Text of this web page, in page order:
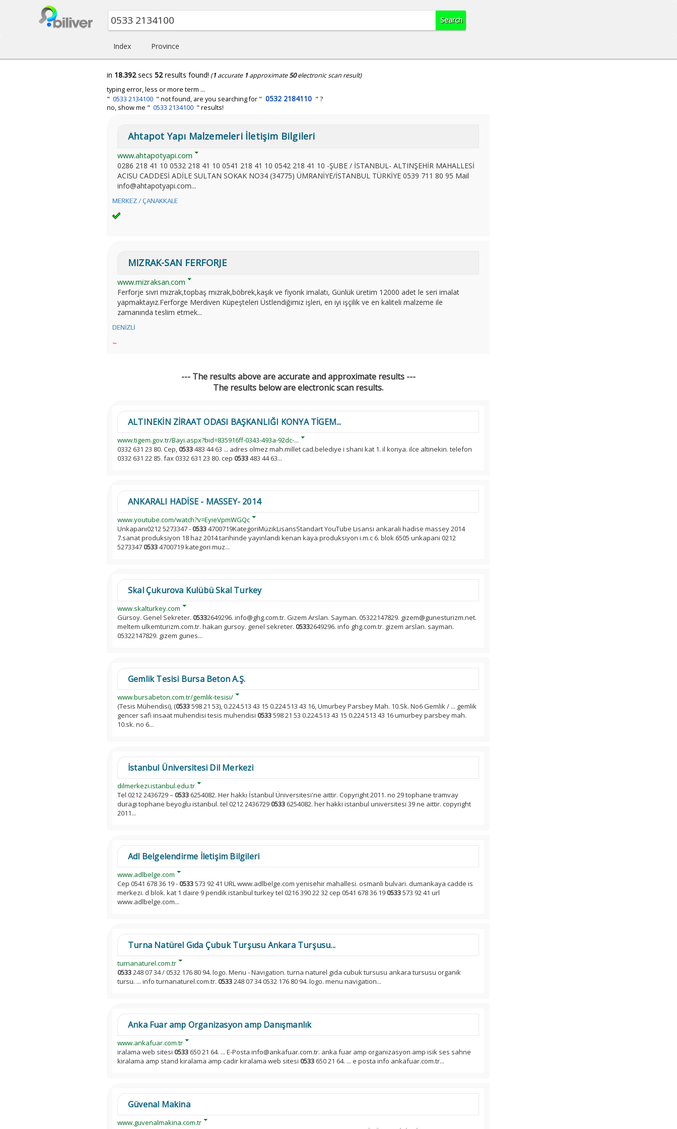
Index Province
in 18.392secs 52results found! (1 accurate 1 approximate50electronic scan result)
typing error, less or more term ...
" 0533 2134100 " not found, are you searching for " 0532 2184110 " ?
no, show me " 0533 2134100 " results!
Ahtapot Yapı Malzemeleri İletişim Bilgileri
www.ahtapotyapi.com
0286 218 41 10 0532 218 41 10 0541 218 41 10 0542 218 41 10 -ŞUBE / İSTANBUL- ALTINŞEHİR MAHALLESİ
ACISU CADDESİ ADİLE SULTAN SOKAK NO34 (34775) ÜMRANİYE/İSTANBUL TÜRKİYE 0539 711 80 95 Mail
info@ahtapotyapi.com...
MERKEZ / ÇANAKKALE
MIZRAK-SAN FERFORJE
www.mizraksan.com
Ferforje sivri mızrak,topbaş mızrak,böbrek,kaşık ve fiyonk imalatı, Günlük üretim 12000 adet le seri imalat
yapmaktayız.Ferforge Merdiven Küpeşteleri Üstlendiğimiz işleri, en iyi işçilik ve en kaliteli malzeme ile
zamanında teslim etmek...
DENİZLİ
~
--- The results above are accurate and approximate results ---
The results below are electronic scan results.
ALTINEKİN ZİRAAT ODASI BAŞKANLIĞI KONYA TİGEM...
www.tigem.gov.tr/Bayi.aspx?bid=835916ff-0343-493a-92dc-...
0332 631 23 80. Cep,0533483 44 63 ... adres olmez mah.millet cad.belediye i shani kat 1. il konya. ilce altinekin. telefon
0332 631 22 85. fax 0332 631 23 80. cep 0533483 44 63...
ANKARALI HADİSE - MASSEY- 2014
www.youtube.com/watch?v=EyieVpmWGQc
Unkapanı0212 5273347 -05334700719KategoriMüzikLisansStandart YouTube Lisansı ankarali hadise massey 2014
7.sanat produksiyon 18 haz 2014 tarihinde yayinlandi kenan kaya produksiyon i.m.c 6. blok 6505 unkapani 0212
527334705334700719 kategori muz...
Skal Çukurova Kulübü Skal Turkey
www.skalturkey.com
Gürsoy. Genel Sekreter. 05332649296. info@ghg.com.tr. Gizem Arslan. Sayman. 05322147829. gizem@gunesturizm.net.
meltem ulkemturizm.com.tr. hakan gursoy. genel sekreter. 05332649296. info ghg.com.tr. gizem arslan. sayman.
05322147829. gizem gunes...
Gemlik Tesisi Bursa Beton A.Ş.
www.bursabeton.com.tr/gemlik-tesisi/
(Tesis Mühendisi), (0533598 21 53), 0.224.513 43 15 0.224 513 43 16, Umurbey Parsbey Mah. 10.Sk. No6 Gemlik / ... gemlik
gencer safi insaat muhendisi tesis muhendisi 0533598 21 53 0.224.513 43 15 0.224 513 43 16 umurbey parsbey mah.
10.sk. no 6...
İstanbul Üniversitesi Dil Merkezi
dilmerkezi.istanbul.edu.tr
Tel 0212 2436729 – 0533 6254082. Her hakkı İstanbul Üniversitesi'ne aittir. Copyright 2011. no 29 tophane tramvay
duragi tophane beyoglu istanbul. tel 0212 24367290533 6254082. her hakki istanbul universitesi 39 ne aittir. copyright
2011...
Adl Belgelendirme İletişim Bilgileri
www.adlbelge.com
Cep 0541 678 36 19 -0533573 92 41 URL www.adlbelge.com yenisehir mahallesi. osmanli bulvari. dumankaya cadde is
merkezi. d blok. kat 1 daire 9 pendik istanbul turkey tel 0216 390 22 32 cep 0541 678 36 190533573 92 41 url
www.adlbelge.com...
Turna Natürel Gıda Çubuk Turşusu Ankara Turşusu...
turnanaturel.com.tr
0533248 07 34 / 0532 176 80 94. logo. Menu - Navigation. turna naturel gida cubuk tursusu ankara tursusu organik
tursu. ... info turnanaturel.com.tr. 0533248 07 34 0532 176 80 94. logo. menu navigation...
Anka Fuar amp Organizasyon amp Danışmanlık
www.ankafuar.com.tr
iralama web sitesi 0533 650 21 64. ... E-Posta info@ankafuar.com.tr. anka fuar amp organizasyon amp isik ses sahne
kiralama amp stand kiralama amp cadir kiralama web sitesi 0533 650 21 64. ... e posta info ankafuar.com.tr...
Güvenal Makina
www.guvenalmakina.com.tr